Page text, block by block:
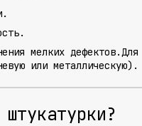
мелких
или металлическую).